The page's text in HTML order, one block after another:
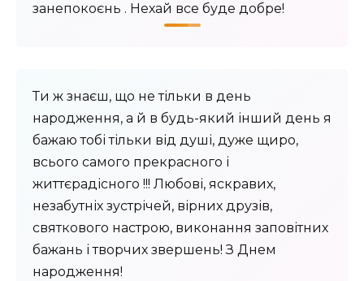
занепокоєнь . Нехай все буде добре!
Ти ж знаєш, що не тільки в день
народження, а й в будь-який інший день я
бажаю тобі тільки від душі, дуже щиро,
всього самого прекрасного і
життєрадісного !!! Любові, яскравих,
незабутніх зустрічей, вірних друзів,
святкового настрою, виконання заповітних
бажань і творчих звершень! З Днем
народження!